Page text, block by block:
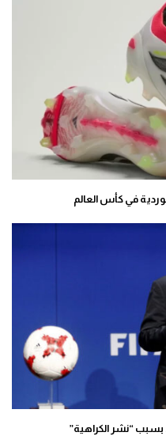
في كأس العالم